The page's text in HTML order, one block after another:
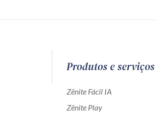
Produtos e serviços
Zênite Fácil IA
Zênite Play